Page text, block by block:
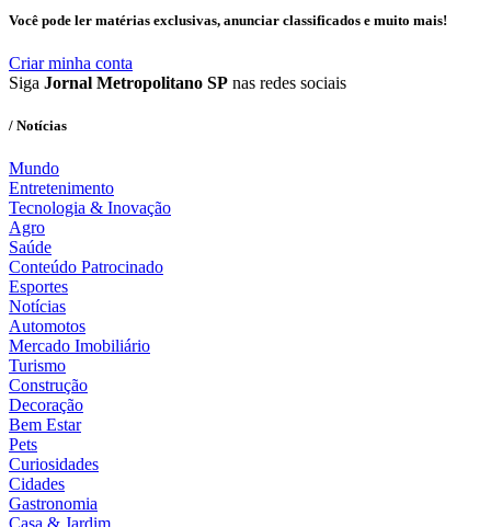
Você pode ler matérias exclusivas, anunciar classificados e muito mais!
Criar minha conta
Siga Jornal Metropolitano SP nas redes sociais
/ Notícias
Mundo
Entretenimento
Tecnologia & Inovação
Agro
Saúde
Conteúdo Patrocinado
Esportes
Notícias
Automotos
Mercado Imobiliário
Turismo
Construção
Decoração
Bem Estar
Pets
Curiosidades
Cidades
Gastronomia